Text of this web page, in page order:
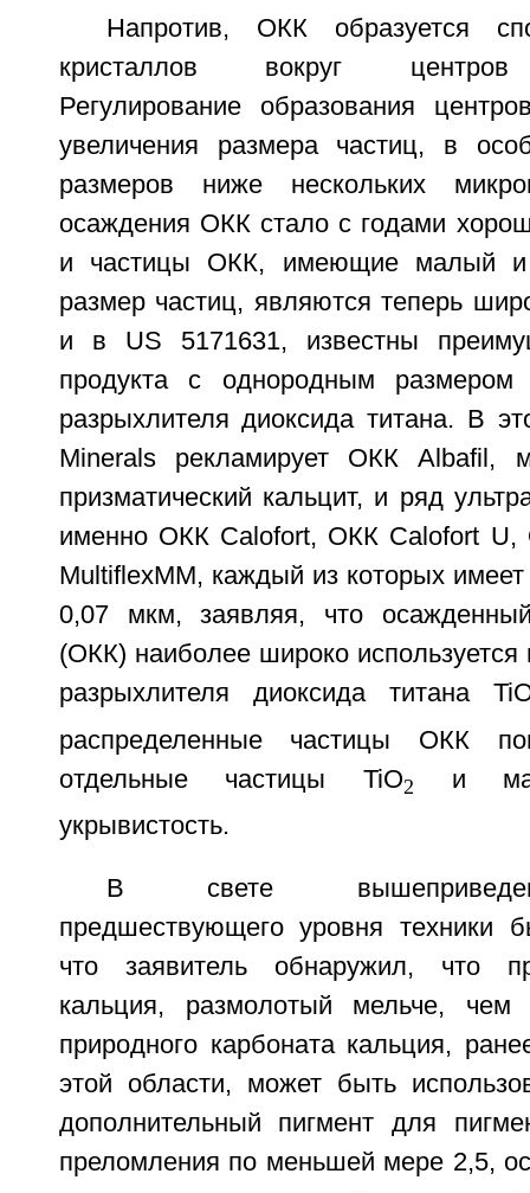
Напротив, ОКК образуется
кристаллов вокруг центров
Регулирование образования
увеличения размера частиц, в
размеров ниже нескольких
осаждения ОКК стало с годами
и частицы ОКК, имеющие малый и
размер частиц, являются теперь
и в US 5171631, известны
продукта с однородным размером
разрыхлителя диоксида титана. В
Minerals рекламирует ОКК Albafil,
призматический кальцит, и ряд
именно ОКК Calofort, ОКК Calofort
MultiflexMM, каждый из которых
0,07 мкм, заявляя, что
(ОКК) наиболее широко используется
разрыхлителя диоксида титана
распределенные частицы ОКК
отдельные частицы TiO2
и
укрывистость.
В свете
предшествующего уровня техники
что заявитель обнаружил, что
кальция, размолотый мельче, чем
природного карбоната кальция,
этой области, может быть
дополнительный пигмент для
преломления по меньшей мере 2,5,